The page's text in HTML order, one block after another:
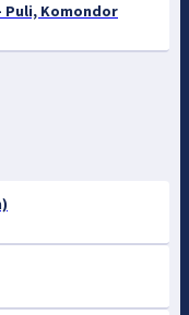
Puli, Komondor